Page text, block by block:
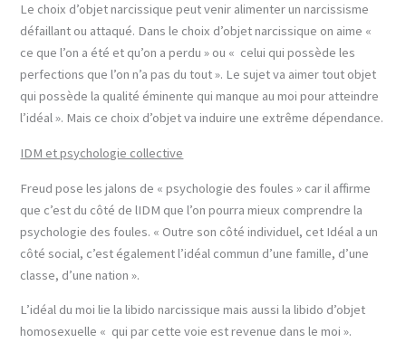
Le choix d’objet narcissique peut venir alimenter un narcissisme
défaillant ou attaqué. Dans le choix d’objet narcissique on aime «
ce que l’on a été et qu’on a perdu » ou « celui qui possède les
perfections que l’on n’a pas du tout ». Le sujet va aimer tout objet
qui possède la qualité éminente qui manque au moi pour atteindre
l’idéal ». Mais ce choix d’objet va induire une extrême dépendance.
IDM et psychologie collective
Freud pose les jalons de « psychologie des foules » car il affirme
que c’est du côté de lIDM que l’on pourra mieux comprendre la
psychologie des foules. « Outre son côté individuel, cet Idéal a un
côté social, c’est également l’idéal commun d’une famille, d’une
classe, d’une nation ».
L’idéal du moi lie la libido narcissique mais aussi la libido d’objet
homosexuelle « qui par cette voie est revenue dans le moi ».